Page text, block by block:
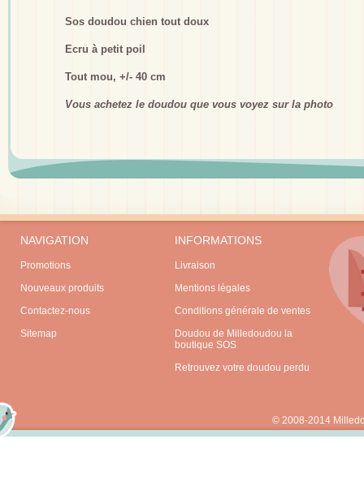
Sos doudou chien tout doux
Ecru à petit poil
Tout mou, +/- 40 cm
Vous achetez le doudou que vous voyez sur la photo
NAVIGATION
Promotions
Nouveaux produits
Contactez-nous
Sitemap
INFORMATIONS
Livraison
Mentions légales
Conditions générale de ventes
Doudou de Milledoudou la
boutique SOS
Retrouvez votre doudou perdu
© 2008-2014